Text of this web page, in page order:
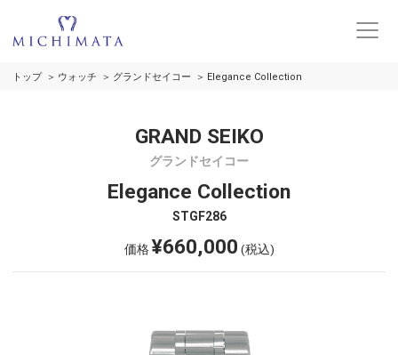
トップ ウォッチ グランドセイコー Elegance Collection
GRAND SEIKO
グランドセイコー
Elegance Collection
STGF286
価格¥660,000 (税込)